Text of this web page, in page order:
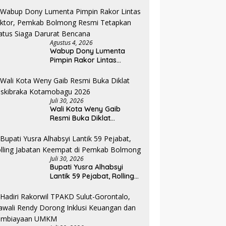
Agustus 4, 2026
Wabup Dony Lumenta
Pimpin Rakor Lintas
Resmi Tetapkan Status
Siaga Darurat Bencana
Juli 30, 2026
Wali Kota Weny Gaib
Resmi Buka Diklat
2026
Juli 30, 2026
Bupati Yusra Alhabsyi
Lantik 59 Pejabat, Rolling
Pemkab Bolmong